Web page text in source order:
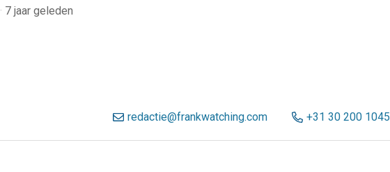
· 7 jaar geleden
redactie@frankwatching.com +31 30 200 1045